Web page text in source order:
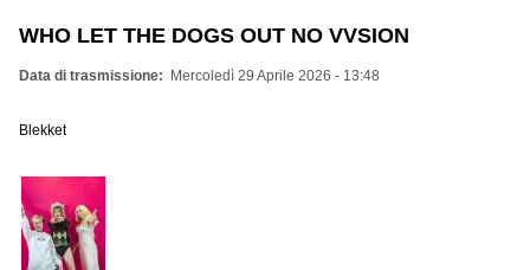
città
WHO LET THE DOGS OUT NO VVSION
Data di trasmissione Mercoledì 29 Aprile 2026 - 13:48
Blekket